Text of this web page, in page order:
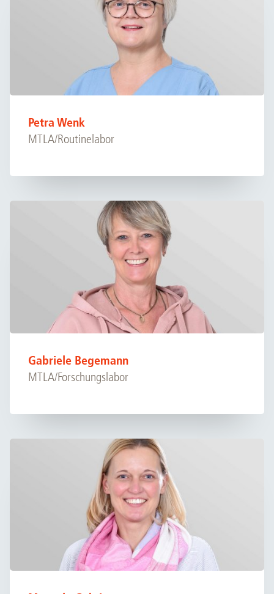
Petra Wenk
MTLA/Routinelabor
Gabriele Begemann
MTLA/Forschungslabor